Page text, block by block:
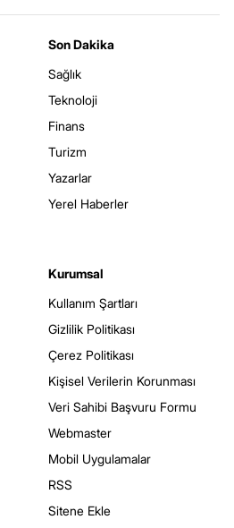
Son Dakika
Sağlık
Teknoloji
Finans
Turizm
Yazarlar
Yerel Haberler
Kurumsal
Kullanım Şartları
Gizlilik Politikası
Çerez Politikası
Kişisel Verilerin Korunması
Veri Sahibi Başvuru Formu
Webmaster
Mobil Uygulamalar
RSS
Sitene Ekle